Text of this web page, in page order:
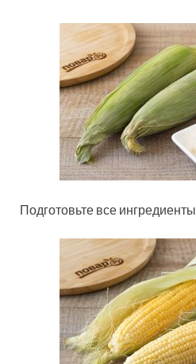
Подготовьте все ингредиенты.